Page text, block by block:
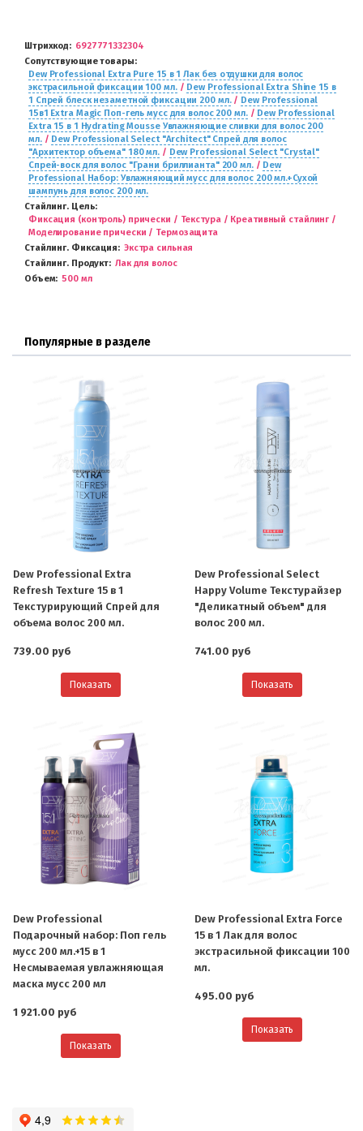
Штрихкод
6927771332304
Сопутствующие товары
Dew Professional Extra Pure 15 в 1 Лак без отдушки для волос
экстрасильной фиксации 100 мл./ Dew Professional Extra Shine 15 в
1 Спрей блеск незаметной фиксации 200 мл./ Dew Professional
15в1 Extra Magic Поп-гель мусс для волос 200 мл./ Dew Professional
Extra 15 в 1 Hydrating Mousse Увлажняющие сливки для волос 200
мл./ Dew Professional Select "Architect" Cпрей для волос
"Архитектор объема" 180 мл./ Dew Professional Select "Crystal"
Cпрей-воск для волос "Грани бриллианта" 200 мл./ Dew
Professional Набор: Увлажняющий мусс для волос 200 мл.+Сухой
шампунь для волос 200 мл.
Стайлинг. Цель
Фиксация (контроль) прически / Текстура / Креативный стайлинг /
Моделирование прически / Термозащита
Стайлинг. Фиксация
Экстра сильная
Стайлинг. Продукт
Лак для волос
Объем
500 мл
Популярные в разделе
Dew Professional Extra
Refresh Texture 15 в 1
Текстурирующий Спрей для
объема волос 200 мл.
739.00 руб
Показать
Dew Professional Select
Happy Volume Текстурайзер
"Деликатный объем" для
волос 200 мл.
741.00 руб
Показать
Dew Professional
Подарочный набор: Поп гель
мусс 200 мл.+15 в 1
Несмываемая увлажняющая
маска мусс 200 мл
1 921.00 руб
Показать
Dew Professional Extra Force
15 в 1 Лак для волос
экстрасильной фиксации 100
мл.
495.00 руб
Показать